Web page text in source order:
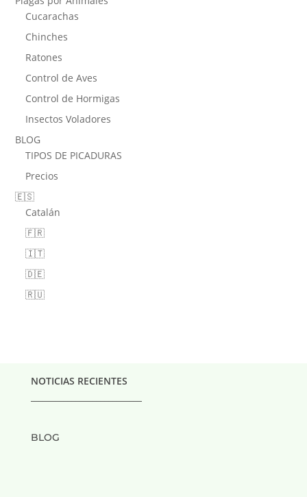
Cucarachas
Chinches
Ratones
Control de Aves
Control de Hormigas
Insectos Voladores
BLOG
TIPOS DE PICADURAS
Precios
🇪🇸
Catalán
🇫🇷
🇮🇹
🇩🇪
🇷🇺
NOTICIAS RECIENTES
BLOG